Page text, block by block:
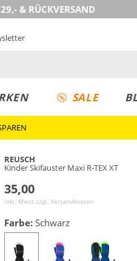
& RÜCKVERSAND
SALE
REUSCH
Kinder Skifauster Maxi R-TEX XT
35,00
inkl. Mwst zzgl. Versandkosten
Farbe: Schwarz